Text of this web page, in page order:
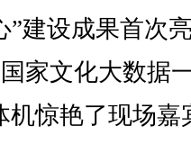
”建设成果首次
家文化大数据
机惊艳了现场嘉